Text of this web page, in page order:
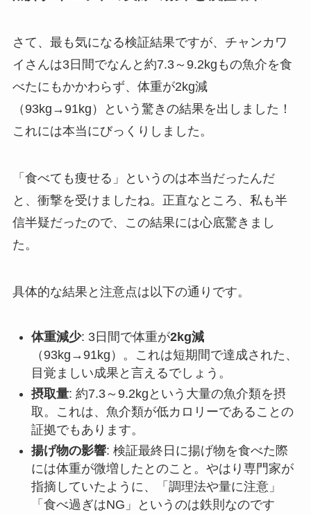
さて、最も気になる検証結果ですが、チャンカワ
イさんは3日間でなんと約7.3～9.2kgもの魚介を食
べたにもかかわらず、体重が2kg減
（93kg→91kg）という驚きの結果を出しました！
これには本当にびっくりしました。
「食べても痩せる」というのは本当だったんだ
と、衝撃を受けましたね。正直なところ、私も半
信半疑だったので、この結果には心底驚きまし
た。
具体的な結果と注意点は以下の通りです。
体重減少: 3日間で体重が2kg減
（93kg→91kg）。これは短期間で達成された、
目覚ましい成果と言えるでしょう。
摂取量: 約7.3～9.2kgという大量の魚介類を摂
取。これは、魚介類が低カロリーであることの
証拠でもあります。
揚げ物の影響: 検証最終日に揚げ物を食べた際
には体重が微増したとのこと。やはり専門家が
指摘していたように、「調理法や量に注意」
「食べ過ぎはNG」というのは鉄則なのです